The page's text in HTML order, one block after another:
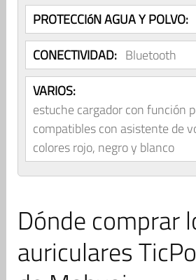
PROTECCIóN AGUA Y POLVO:
CONECTIVIDAD: Bluetooth
VARIOS:
estuche cargador con función
compatibles con asistente de
colores rojo, negro y blanco
Dónde comprar
auriculares